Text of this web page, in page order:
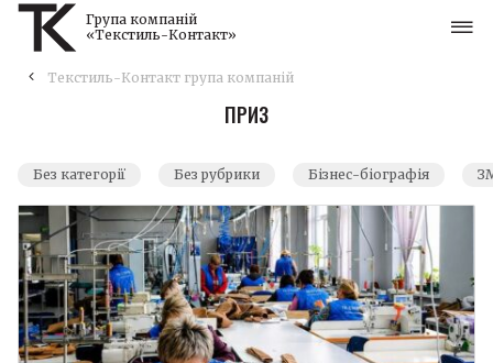
Група компаній
«Текстиль-Контакт»
Текстиль-Контакт група компаній
ПРИЗ
Без категорії Без рубрики Бізнес-біографія